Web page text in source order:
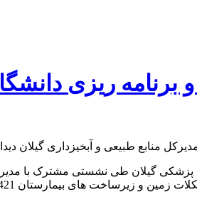
ریزی
پزشکی گیلان طی نشستی مشترک با
های بیمارستان 421 تخت خوابی لاکان،